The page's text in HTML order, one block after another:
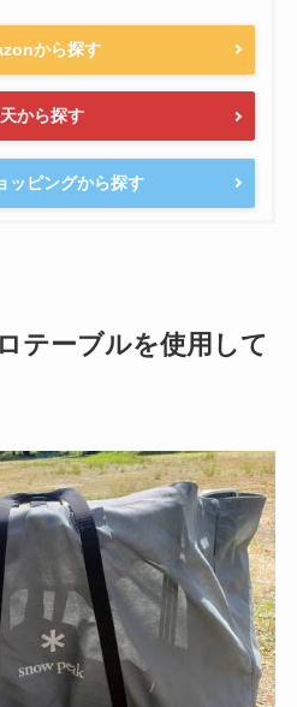
から探す
から探す
ッピングから探す
テーブルを使用して